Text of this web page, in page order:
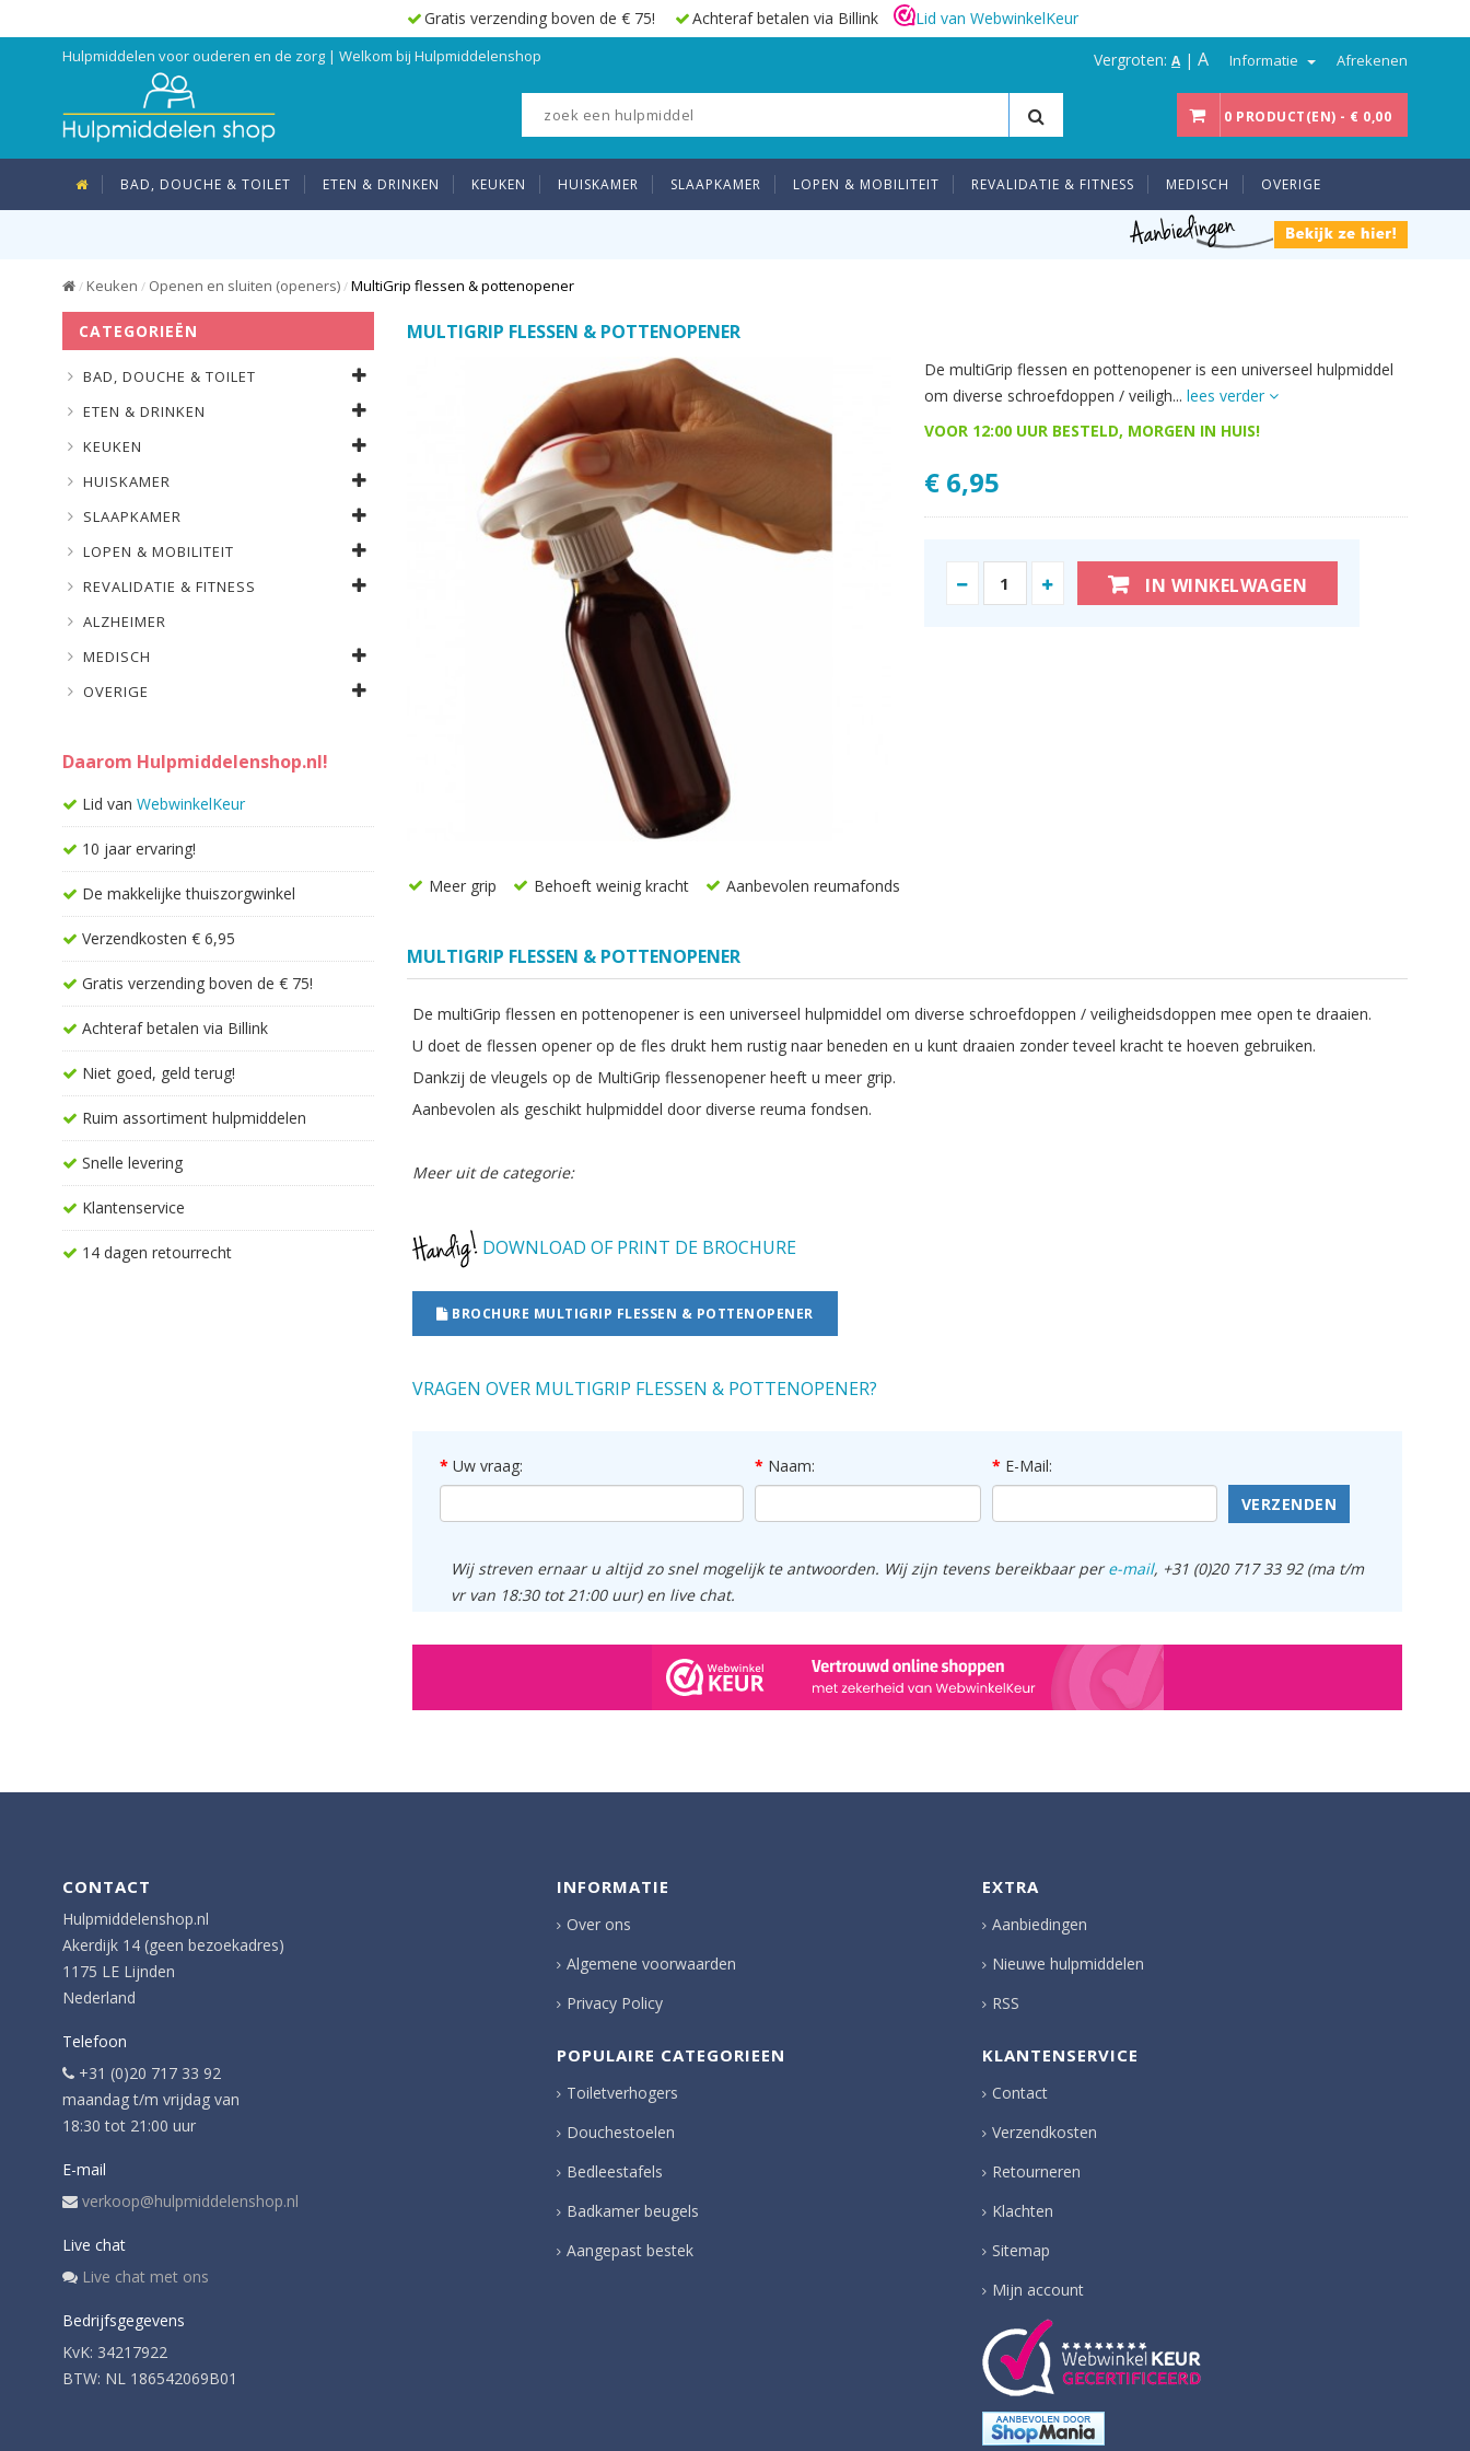
Gratis verzending boven de € 75! Achteraf betalen via Billink Lid van WebwinkelKeur
Hulpmiddelen voor ouderen en de zorg | Welkom bij Hulpmiddelenshop Vergroten: A| A Informatie Afrekenen
0 PRODUCT(EN) - € 0,00
BAD, DOUCHE & TOILET ETEN & DRINKEN KEUKEN HUISKAMER SLAAPKAMER LOPEN & MOBILITEIT REVALIDATIE & FITNESS MEDISCH OVERIGE
/ Keuken / Openen en sluiten (openers) / MultiGrip flessen & pottenopener
MULTIGRIP FLESSEN & POTTENOPENER
De multiGrip flessen en pottenopener is een universeel hulpmiddel
om diverse schroefdoppen / veiligh... lees verder
VOOR 12:00 UUR BESTELD, MORGEN IN HUIS!
€ 6,95
IN WINKELWAGEN
Meer grip Behoeft weinig kracht Aanbevolen reumafonds
MULTIGRIP FLESSEN & POTTENOPENER
De multiGrip flessen en pottenopener is een universeel hulpmiddel om diverse schroefdoppen / veiligheidsdoppen mee open te draaien.
U doet de flessen opener op de fles drukt hem rustig naar beneden en u kunt draaien zonder teveel kracht te hoeven gebruiken.
Dankzij de vleugels op de MultiGrip flessenopener heeft u meer grip.
Aanbevolen als geschikt hulpmiddel door diverse reuma fondsen.
Meer uit de categorie:
DOWNLOAD OF PRINT DE BROCHURE
BROCHURE MULTIGRIP FLESSEN & POTTENOPENER
VRAGEN OVER MULTIGRIP FLESSEN & POTTENOPENER?
Uw vraag: Naam:
E-Mail:
VERZENDEN
Wij streven ernaar u altijd zo snel mogelijk te antwoorden. Wij zijn tevens bereikbaar pere-mail, +31 (0)20 717 33 92 (ma t/m
vr van 18:30 tot 21:00 uur) en live chat.
CATEGORIEËN
BAD, DOUCHE & TOILET
ETEN & DRINKEN
KEUKEN
HUISKAMER
SLAAPKAMER
LOPEN & MOBILITEIT
REVALIDATIE & FITNESS
ALZHEIMER
MEDISCH
OVERIGE
Daarom Hulpmiddelenshop.nl!
Lid vanWebwinkelKeur
10 jaar ervaring!
De makkelijke thuiszorgwinkel
Verzendkosten € 6,95
Gratis verzending boven de € 75!
Achteraf betalen via Billink
Niet goed, geld terug!
Ruim assortiment hulpmiddelen
Snelle levering
Klantenservice
14 dagen retourrecht
CONTACT
Hulpmiddelenshop.nl
Akerdijk 14 (geen bezoekadres)
1175 LE Lijnden
Nederland
Telefoon
+31 (0)20 717 33 92
maandag t/m vrijdag van
18:30 tot 21:00 uur
E-mail
verkoop@hulpmiddelenshop.nl
Live chat
Live chat met ons
Bedrijfsgegevens
KvK: 34217922
BTW: NL 186542069B01
EXTRA
Aanbiedingen
Nieuwe hulpmiddelen
RSS
KLANTENSERVICE
Contact
Verzendkosten
Retourneren
Klachten
Sitemap
Mijn account
INFORMATIE
Over ons
Algemene voorwaarden
Privacy Policy
POPULAIRE CATEGORIEEN
Toiletverhogers
Douchestoelen
Bedleestafels
Badkamer beugels
Aangepast bestek